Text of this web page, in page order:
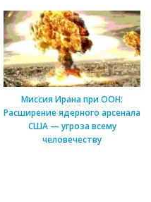
Миссия Ирана при ООН:
Расширение ядерного арсенала
США — угроза всему
человечеству